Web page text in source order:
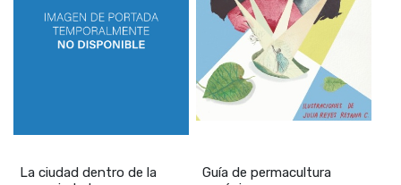
La ciudad dentro de la
Guía de permacultura